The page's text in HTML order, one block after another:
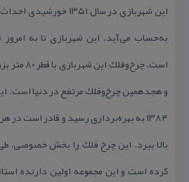
این شهربازی در سال
به‌حساب می‌آید. این شهربازی تا به امروز
است.
بالا ببرد. این چرخ فلك را بخش خصوصی،
كرده است و این مجموعه اولین دارنده